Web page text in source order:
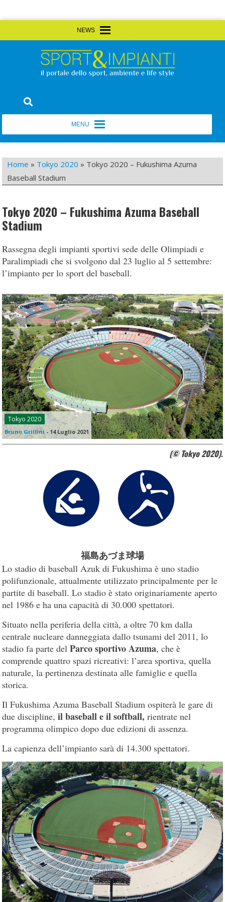
to
Sport&Impianti
Home » Tokyo 2020 » Tokyo 2020 – Fukushima Azuma
Baseball Stadium
Tokyo 2020 – Fukushima Azuma Baseball
Stadium
Rassegna degli impianti sportivi sede delle Olimpiadi e
Paralimpiadi che si svolgono dal 23 luglio al 5 settembre:
l’impianto per lo sport del baseball.
Tokyo 2020
Bruno Grillini- 14 Luglio 2021
(© Tokyo 2020).
福島あづま球場
Lo stadio di baseball Azuk di Fukushima è uno stadio
polifunzionale, attualmente utilizzato principalmente per le
partite di baseball. Lo stadio è stato originariamente aperto
nel 1986 e ha una capacità di 30.000 spettatori.
Situato nella periferia della città, a oltre 70 km dalla
centrale nucleare danneggiata dallo tsunami del 2011, lo
stadio fa parte delParco sportivo Azuma, che è
comprende quattro spazi ricreativi: l’area sportiva, quella
naturale, la pertinenza destinata alle famiglie e quella
storica.
Il Fukushima Azuma Baseball Stadium ospiterà le gare di
due discipline,il baseball e il softball, rientrate nel
programma olimpico dopo due edizioni di assenza.
La capienza dell’impianto sarà di 14.300 spettatori.